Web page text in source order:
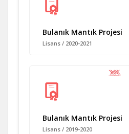
Bulanık Mantık Projesi
Lisans / 2020-2021
Bulanık Mantık Projesi
Lisans / 2019-2020